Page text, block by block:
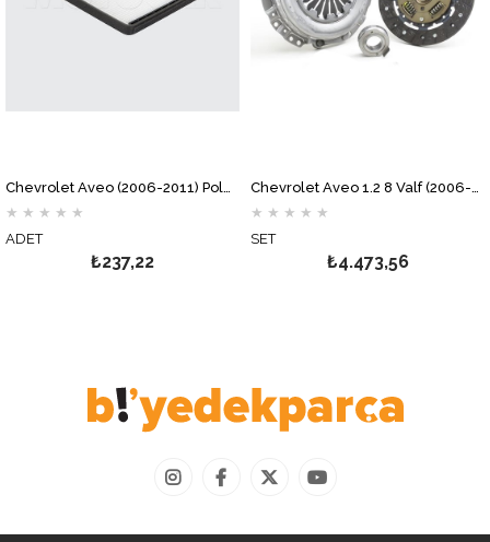
Chevrolet Aveo (2006-2011) Polen Filtresi MOTOCAR
★ ★ ★
₺237,22
Chevrolet Aveo 1.2 8 Valf (2006-2008) Debriyaj Seti VALEO
★ ★ ★ ★
SET
₺4.473,56